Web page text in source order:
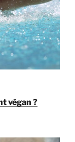
végan ?